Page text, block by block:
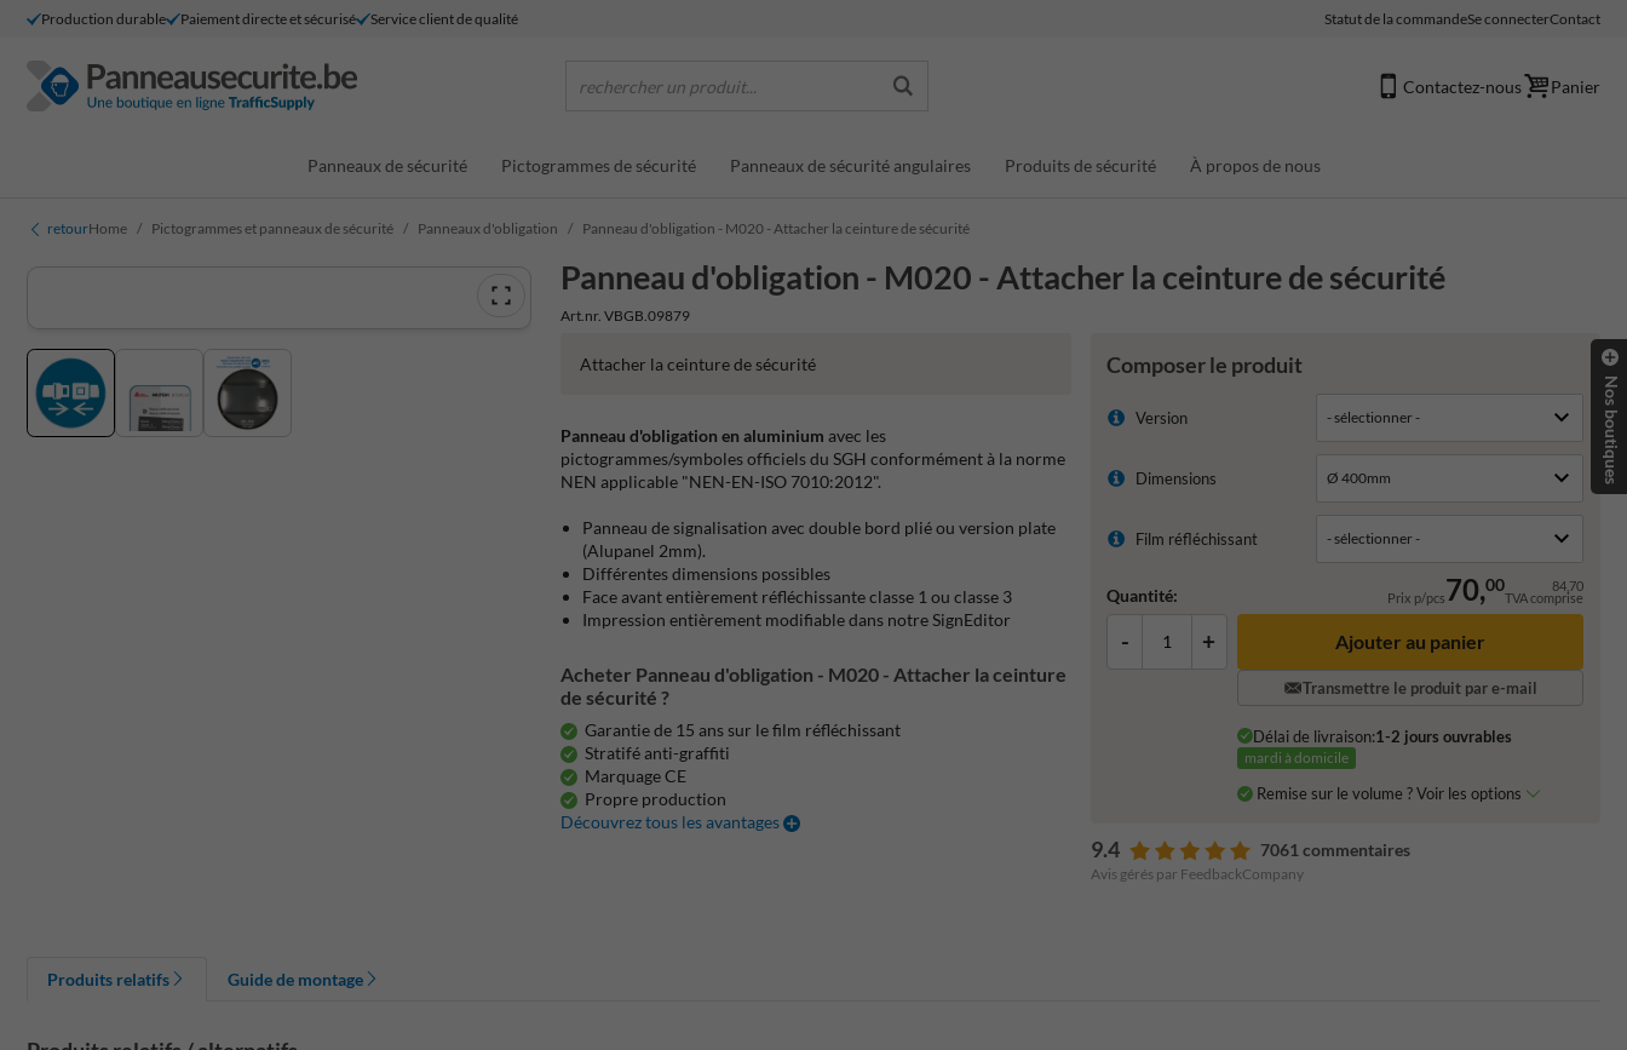
Production durable Paiement directe et sécurisé Service client de qualité Statut de la commandeSe connecterContact
rechercher un produit... Contactez-nous Panier
Panneaux de sécurité Pictogrammes de sécurité Panneaux de sécurité angulaires Produits de sécurité À propos de nous
retourHome Pictogrammes et panneaux de sécurité Panneaux d'obligation Panneau d'obligation - M020 - Attacher la ceinture de sécurité
Panneau d'obligation - M020 - Attacher la ceinture de sécurité
Art.nr. VBGB.09879
Composer le produit
Version
Dimensions
Film réfléchissant
Quantité: Prix p/pcs70,00 84,70
TVA comprise
- + Ajouter au panier
Transmettre le produit par e-mail
Délai de livraison:1-2 jours ouvrables
mardi à domicile
Remise sur le volume ? Voir les options
9.4 7061 commentaires
Avis gérés par FeedbackCompany
Attacher la ceinture de sécurité
Panneau d'obligation en aluminium avec les
pictogrammes/symboles officiels du SGH conformément à la norme
NEN applicable "NEN-EN-ISO 7010:2012".
Panneau de signalisation avec double bord plié ou version plate
(Alupanel 2mm).
Différentes dimensions possibles
Face avant entièrement réfléchissante classe 1 ou classe 3
Impression entièrement modifiable dans notre SignEditor
Acheter Panneau d'obligation - M020 - Attacher la ceinture
de sécurité ?
Garantie de 15 ans sur le film réfléchissant
Stratifé anti-graffiti
Marquage CE
Propre production
Découvrez tous les avantages
Produits relatifs Guide de montage
Nos boutiques